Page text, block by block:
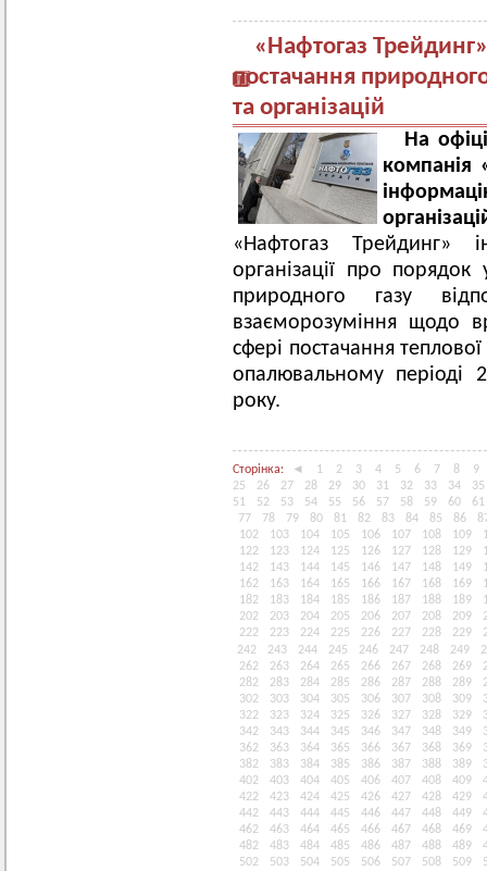
«Нафтогаз
постачання
та організацій
На
компанія
«Нафтогаз Трейдинг»
організації про
природного газу
взаєморозуміння щодо
сфері постачання
опалювальному періоді
року.
Сторінка: ◄ 1 2 3 4 5 6 7 8
9
25
26 27 28 29 30 31 32 33 34
35
51
52 53 54 55 56 57 58 59 60
61
77
78 79 80 81 82 83 84 85 86
102
103 104 105 106 107 108 109
122
123 124 125 126 127 128 129
142
143 144 145 146 147 148 149
162
163 164 165 166 167 168 169
182
183 184 185 186 187 188 189
202
203 204 205 206 207 208 209
222
223 224 225 226 227 228 229
242
243 244 245 246 247 248 249
262
263 264 265 266 267 268 269
282
283 284 285 286 287 288 289
302
303 304 305 306 307 308 309
322
323 324 325 326 327 328 329
342
343 344 345 346 347 348 349
362
363 364 365 366 367 368 369
382
383 384 385 386 387 388 389
402
403 404 405 406 407 408 409
422
423 424 425 426 427 428 429
442
443 444 445 446 447 448 449
462
463 464 465 466 467 468 469
482
483 484 485 486 487 488 489
502
503 504 505 506 507 508 509